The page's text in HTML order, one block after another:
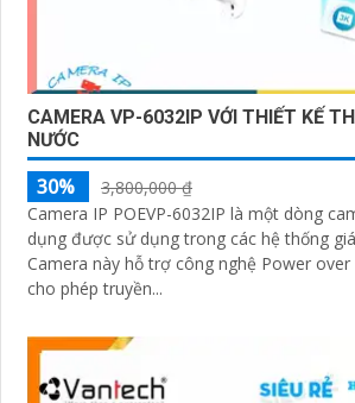
CAMERA VP-6032IP VỚI THIẾT KẾ
NƯỚC
30%
3,800,000 ₫
Camera IP POEVP-6032IP là một dòng
dụng được sử dụng trong các hệ thống
Camera này hỗ trợ công nghệ Power over
cho phép truyền...